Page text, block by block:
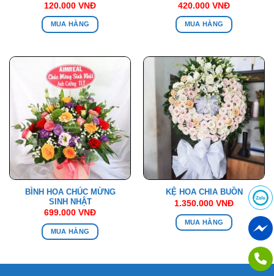
120.000 VNĐ
MUA HÀNG
420.000 VNĐ
MUA HÀNG
BÌNH HOA CHÚC MỪNG
SINH NHẬT
699.000 VNĐ
MUA HÀNG
KỆ HOA CHIA BUỒN
1.350.000 VNĐ
MUA HÀNG